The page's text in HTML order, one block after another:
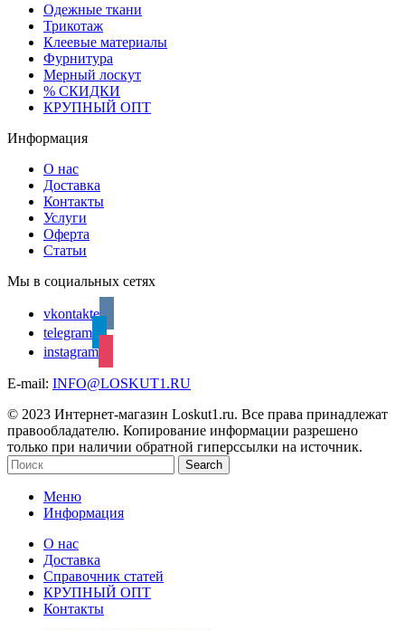
Одежные ткани
Трикотаж
Клеевые материалы
Фурнитура
Мерный лоскут
% СКИДКИ
КРУПНЫЙ ОПТ
Информация
О нас
Доставка
Контакты
Услуги
Оферта
Статьи
Мы в социальных сетях
vkontakte
telegram
instagram
E-mail: INFO@LOSKUT1.RU
© 2023 Интернет-магазин Loskut1.ru. Все права принадлежат
правообладателю. Копирование информации разрешено
только при наличии обратной гиперссылки на источник.
Search
Меню
Информация
О нас
Доставка
Справочник статей
КРУПНЫЙ ОПТ
Контакты